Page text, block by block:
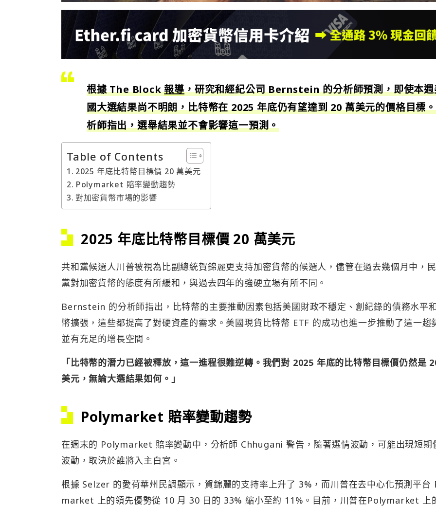
根據 The Block報導，研究和經紀公司 Bernstein 的分析師預測，即使本
國大選結果尚不明朗，比特幣在 2025 年底仍有望達到 20 萬美元的價格目標
析師指出，選舉結果並不會影響這一預測。
Table of Contents
2025 年底比特幣目標價 20 萬美元
Polymarket 賠率變動趨勢
對加密貨幣市場的影響
2025 年底比特幣目標價 20 萬美元
共和黨候選人川普被視為比副總統賀錦麗更支持加密貨幣的候選人，儘管在過去幾個月中，
黨對加密貨幣的態度有所緩和，與過去四年的強硬立場有所不同。
Bernstein 的分析師指出，比特幣的主要推動因素包括美國財政不穩定、創紀錄的債務水平
幣擴張，這些都提高了對硬資產的需求。美國現貨比特幣 ETF 的成功也進一步推動了這一趨
並有充足的增長空間。
「比特幣的潛力已經被釋放，這一進程很難逆轉。我們對 2025 年底的比特幣目標價仍然是
美元，無論大選結果如何。」
Polymarket 賠率變動趨勢
在週末的 Polymarket 賠率變動中，分析師 Chhugani 警告，隨著選情波動，可能出現短期
波動，取決於誰將入主白宮。
根據 Selzer 的愛荷華州民調顯示，賀錦麗的支持率上升了 3%，而川普在去中心化預測平台
market 上的領先優勢從 10 月 30 日的 33% 縮小至約 11%。目前，川普在Polymarket 上